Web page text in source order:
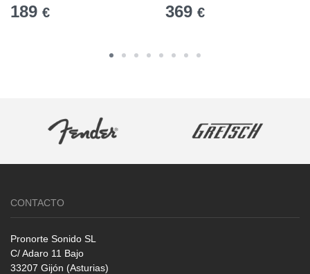
189 € 369 €
CONTACTO
Pronorte Sonido SL
C/ Adaro 11 Bajo
33207 Gijón (Asturias)